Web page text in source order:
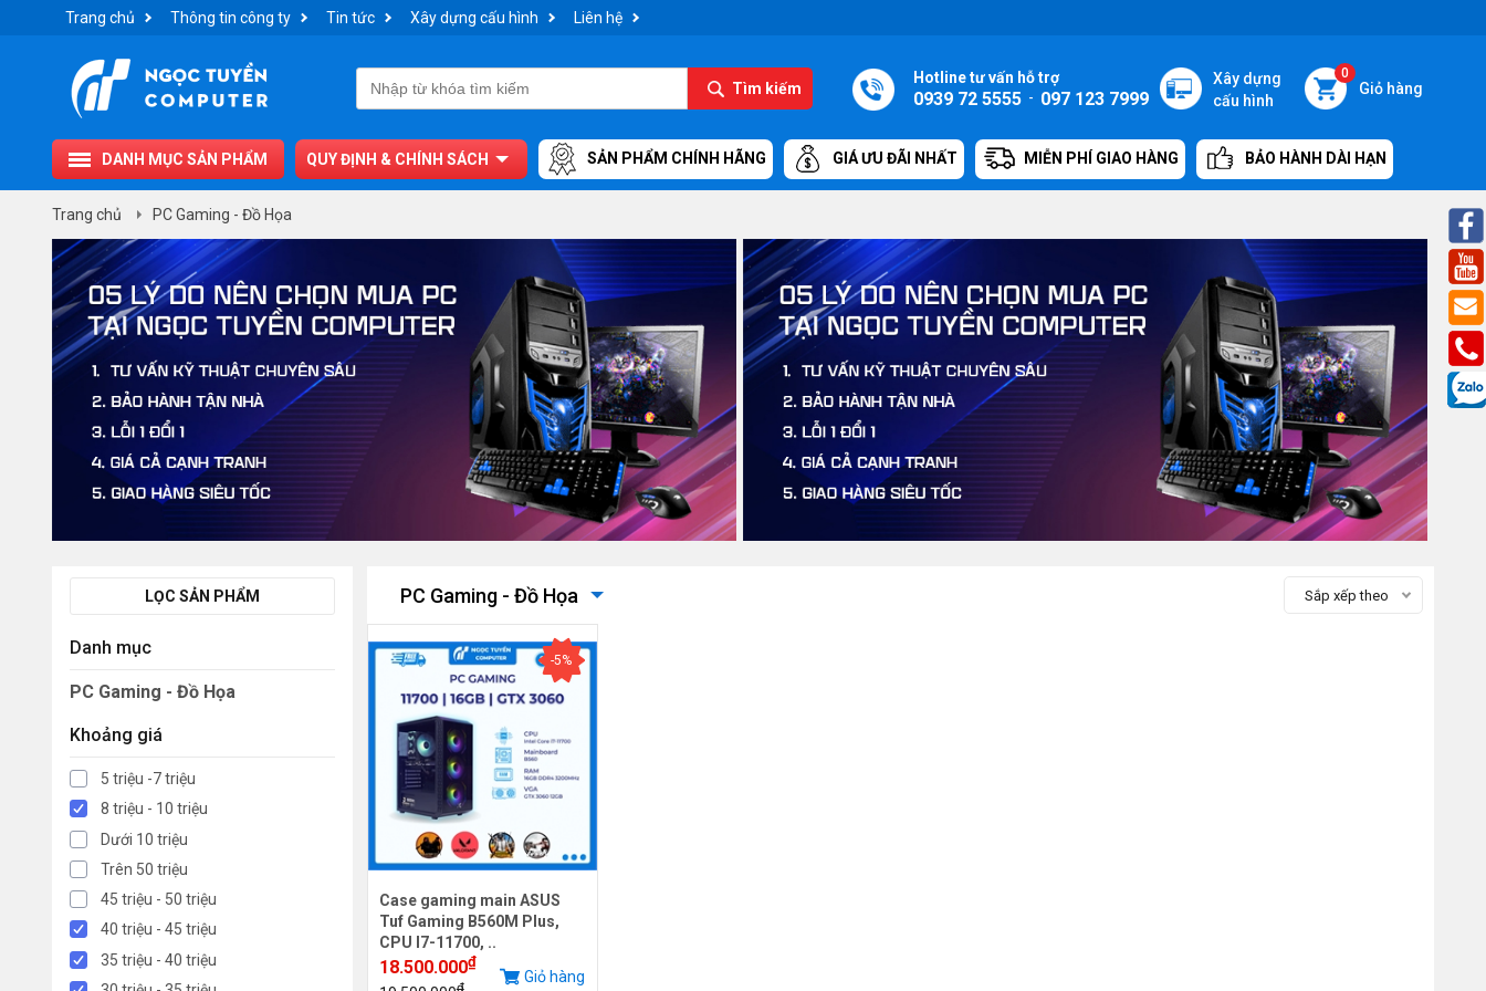
Trang chủ Thông tin công ty Tin tức Xây dựng cấu hình Liên hệ
Tìm kiếm
0
Giỏ hàng
Xây dựng
cấu hình
Hotline tư vấn hỗ trợ
0939 72 5555 - 097 123 7999
DANH MỤC SẢN PHẨM QUY ĐỊNH & CHÍNH SÁCH SẢN PHẨM CHÍNH HÃNG GIÁ ƯU ĐÃI NHẤT MIỄN PHÍ GIAO HÀNG BẢO HÀNH DÀI HẠN
Trang chủ PC Gaming - Đồ Họa
LỌC SẢN PHẨM
Danh mục
PC Gaming - Đồ Họa
Khoảng giá
5 triệu -7 triệu
8 triệu - 10 triệu
Dưới 10 triệu
Trên 50 triệu
45 triệu - 50 triệu
40 triệu - 45 triệu
35 triệu - 40 triệu
PC Gaming - Đồ Họa Sắp xếp theo
-5%
Case gaming main ASUS
Tuf Gaming B560M Plus,
CPU I7-11700, ..
18.500.000₫
₫
Giỏ hàng